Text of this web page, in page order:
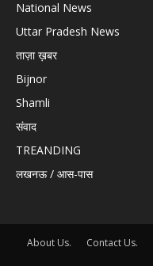
National News
Uttar Pradesh News
ताज़ा ख़बर
Bijnor
Shamli
संवाद
TREANDING
लखनऊ / आस-पास
About Us. Contact Us.